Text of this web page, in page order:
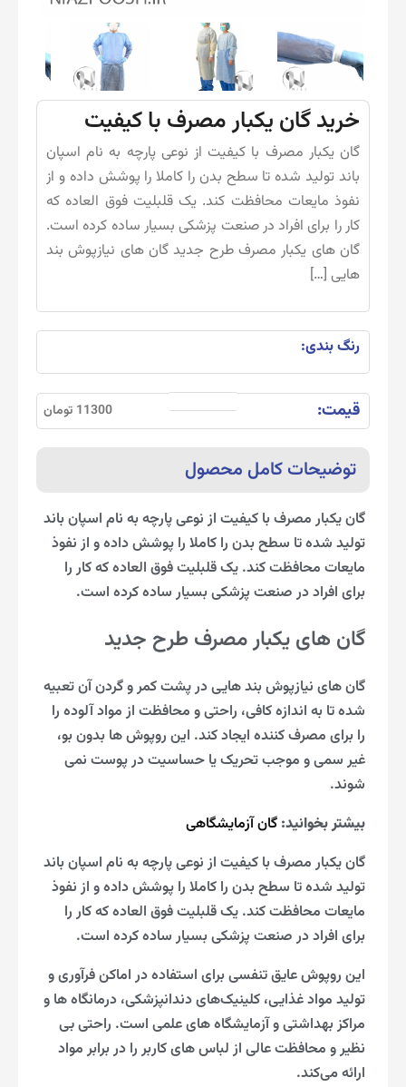
خرید گان یکبار مصرف با کیفیت
گان یکبار مصرف با کیفیت از نوعی پارچه به نام اسپان
باند تولید شده تا سطح بدن را کاملا را پوشش داده و از
نفوذ مایعات محافظت کند. یک قلبلیت فوق العاده که
کار را برای افراد در صنعت پزشکی بسیار ساده کرده است.
گان های یکبار مصرف طرح جدید گان های نیازپوش بند
هایی […]
رنگ بندی:
قیمت: 11300 تومان
توضیحات کامل محصول
گان یکبار مصرف با کیفیت از نوعی پارچه به نام اسپان باند
تولید شده تا سطح بدن را کاملا را پوشش داده و از نفوذ
مایعات محافظت کند. یک قلبلیت فوق العاده که کار را
برای افراد در صنعت پزشکی بسیار ساده کرده است.
گان های یکبار مصرف طرح جدید
گان های نیازپوش بند هایی در پشت کمر و گردن آن تعبیه
شده تا به اندازه کافی، راحتی و محافظت از مواد آلوده را
را برای مصرف کننده ایجاد کند. این روپوش ها بدون بو،
غیر سمی و موجب تحریک یا حساسیت در پوست نمی
شوند.
بیشتر بخوانید: گان آزمایشگاهی
گان یکبار مصرف با کیفیت از نوعی پارچه به نام اسپان باند
تولید شده تا سطح بدن را کاملا را پوشش داده و از نفوذ
مایعات محافظت کند. یک قلبلیت فوق العاده که کار را
برای افراد در صنعت پزشکی بسیار ساده کرده است.
این روپوش عایق تنفسی برای استفاده در اماکن فرآوری و
تولید مواد غذایی، کلینیک‌های دندانپزشکی، درمانگاه ها و
مراکز بهداشتی و آزمایشگاه‌ های علمی است. راحتی بی‌
نظیر و محافظت عالی از لباس‌ های کاربر را در برابر مواد
ارائه می‌کند.